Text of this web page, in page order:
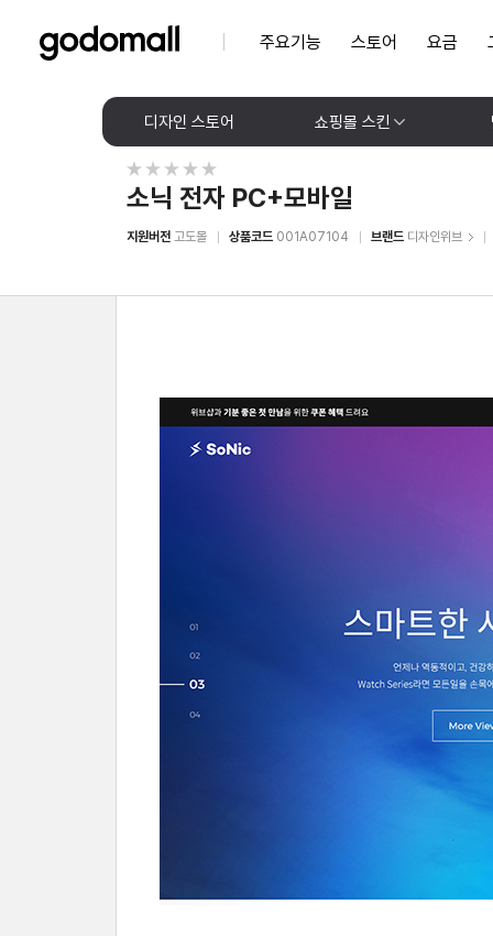
주요기능 스토어 요금
디자인 스토어 쇼핑몰 스킨
소닉 전자 PC+모바일
지원버전 고도몰 상품코드 001A07104 브랜드 디자인위브